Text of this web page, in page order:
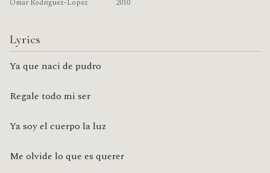
Omar Rodriguez-Lopez 2010
Lyrics
Ya que naci de pudro
Regale todo mi ser
Ya soy el cuerpo la luz
Me olvide lo que es querer